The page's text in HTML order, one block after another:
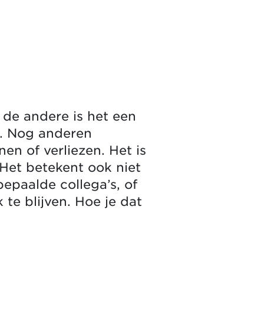
andere is het een
Nog anderen
of verliezen. Het is
betekent ook niet
collega’s, of
te blijven. Hoe je dat